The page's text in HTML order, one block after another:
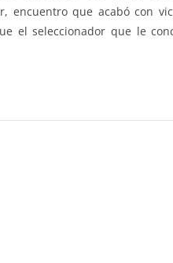
encuentro que acabó con
el seleccionador que le